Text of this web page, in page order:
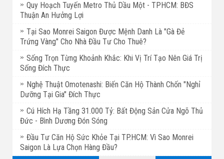
Quy Hoạch Tuyến Metro Thủ Dầu Một - TPHCM: BĐS
Thuận An Hưởng Lợi
Tại Sao Monrei Saigon Được Mệnh Danh Là "Gà Đẻ
Trứng Vàng" Cho Nhà Đầu Tư Cho Thuê?
Sống Trọn Từng Khoảnh Khắc: Khi Vị Trí Tạo Nên Giá Trị
Sống Đích Thực
Nghệ Thuật Omotenashi: Biến Căn Hộ Thành Chốn "Nghỉ
Dưỡng Tại Gia" Đích Thực
Cú Hích Hạ Tầng 31.000 Tỷ: Bất Động Sản Cửa Ngõ Thủ
Đức - Bình Dương Đón Sóng
Đầu Tư Căn Hộ Sức Khỏe Tại TP.HCM: Vì Sao Monrei
Saigon Là Lựa Chọn Hàng Đầu?